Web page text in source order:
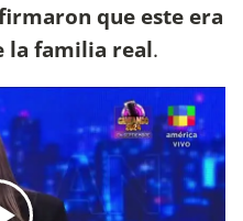
que este era
la familia real.